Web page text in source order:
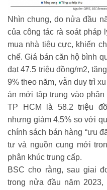
Nhìn chung, do nửa đầu
của công tác rà soát
mua nhà tiêu cực, khiến
chế. Giá bán căn hộ bình
đạt 47.5 triệu đồng/m2,
9% theo năm, vẫn duy trì
án mới tập trung vào
TP HCM là 58.2 triệu
nhưng giảm 4,5% so với
chính sách bán hàng “ưu
tư và nguồn cung mới
phân khúc trung cấp.
BSC cho rằng, sau giai
trong nửa đầu năm